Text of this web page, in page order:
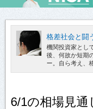
格差社会と闘
機関投資家とし
後、何故か短期
ー。自ら考え、
6/1の相場見通